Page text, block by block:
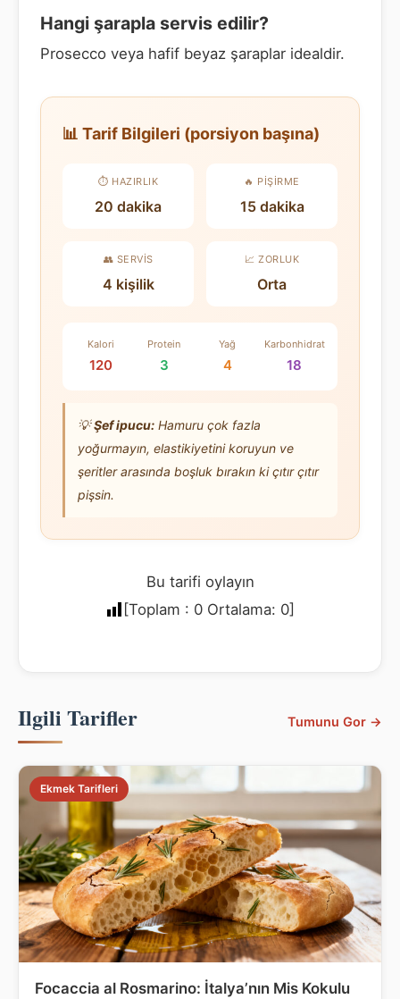
Hangi şarapla servis edilir?
Prosecco veya hafif beyaz şaraplar idealdir.
📊 Tarif Bilgileri (porsiyon başına)
⏱️ HAZIRLIK
20 dakika
🔥 PIŞIRME
15 dakika
👥 SERVIS
4 kişilik
📈 ZORLUK
Orta
Kalori
120
Protein
3
Yağ
4
Karbonhidrat
18
💡Şef ipucu: Hamuru çok fazla
yoğurmayın, elastikiyetini koruyun ve
şeritler arasında boşluk bırakın ki çıtır çıtır
pişsin.
Bu tarifi oylayın
[Toplam : 0 Ortalama: 0]
Ilgili Tarifler Tumunu Gor →
Ekmek Tarifleri
Focaccia al Rosmarino: İtalya’nın Mis Kokulu